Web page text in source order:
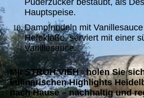
Puderzucker bestäubt, als
Hauptspeise.
Dampfnudeln mit
Hefeklöße, serviert mit einer
Vanillesauce.
Mit STROH VIEH®holen Sie
kulinarischen Highlights
nach Hause – nachhaltig und